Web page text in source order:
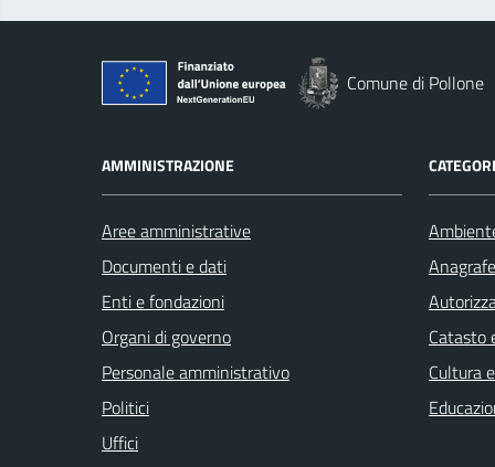
Comune di Pollone
AMMINISTRAZIONE
Aree amministrative
Documenti e dati
Enti e fondazioni
Organi di governo
Personale amministrativo
Politici
Uffici
Catasto
Cultura